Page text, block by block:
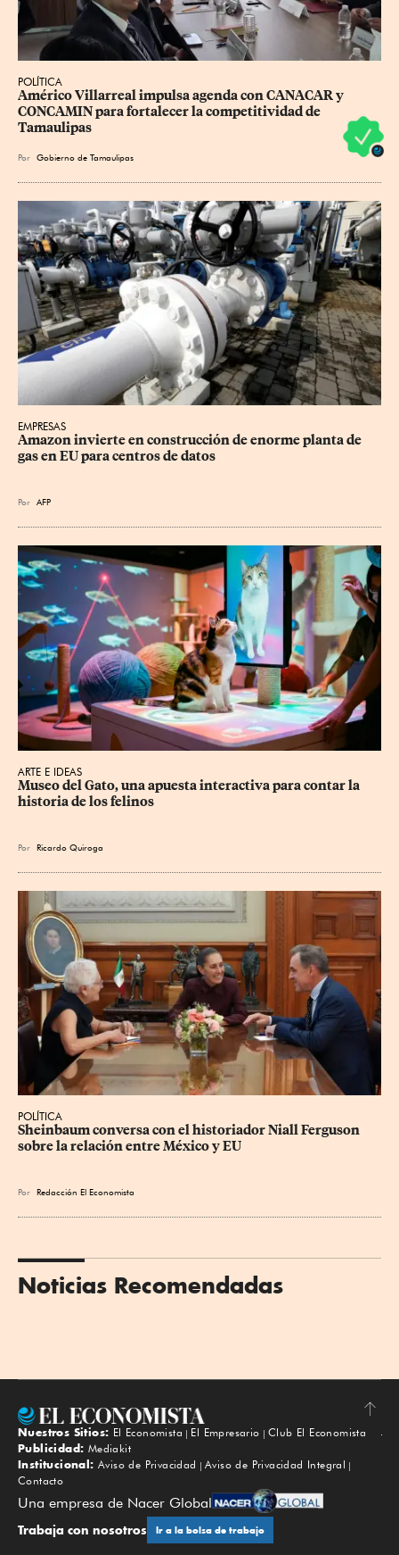
POLÍTICA
Américo Villarreal impulsa agenda con CANACAR y
CONCAMIN para fortalecer la competitividad de
Tamaulipas
Por Gobierno de Tamaulipas
EMPRESAS
Amazon invierte en construcción de enorme planta de
gas en EU para centros de datos
Por AFP
ARTE E IDEAS
Museo del Gato, una apuesta interactiva para contar la
historia de los felinos
Por Ricardo Quiroga
POLÍTICA
Sheinbaum conversa con el historiador Niall Ferguson
sobre la relación entre México y EU
Por Redacción El Economista
Noticias Recomendadas
Subir
Nuestros Sitios: El Economista El Empresario
Club El Economista
Publicidad: Mediakit
Institucional: Aviso de Privacidad
Aviso de Privacidad Integral
Contacto
Una empresa de Nacer Global
Trabaja con nosotros Ir a la bolsa de trabajo